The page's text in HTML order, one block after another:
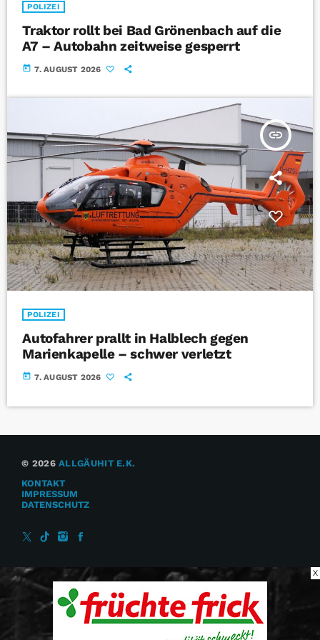
POLIZEI
Traktor rollt bei Bad Grönenbach auf die
A7 – Autobahn zeitweise gesperrt
today 7. AUGUST 2026
insert_link
POLIZEI
Autofahrer prallt in Halblech gegen
Marienkapelle – schwer verletzt
today 7. AUGUST 2026
© 2026ALLGÄUHIT E.K.
KONTAKT
IMPRESSUM
DATENSCHUTZ
X